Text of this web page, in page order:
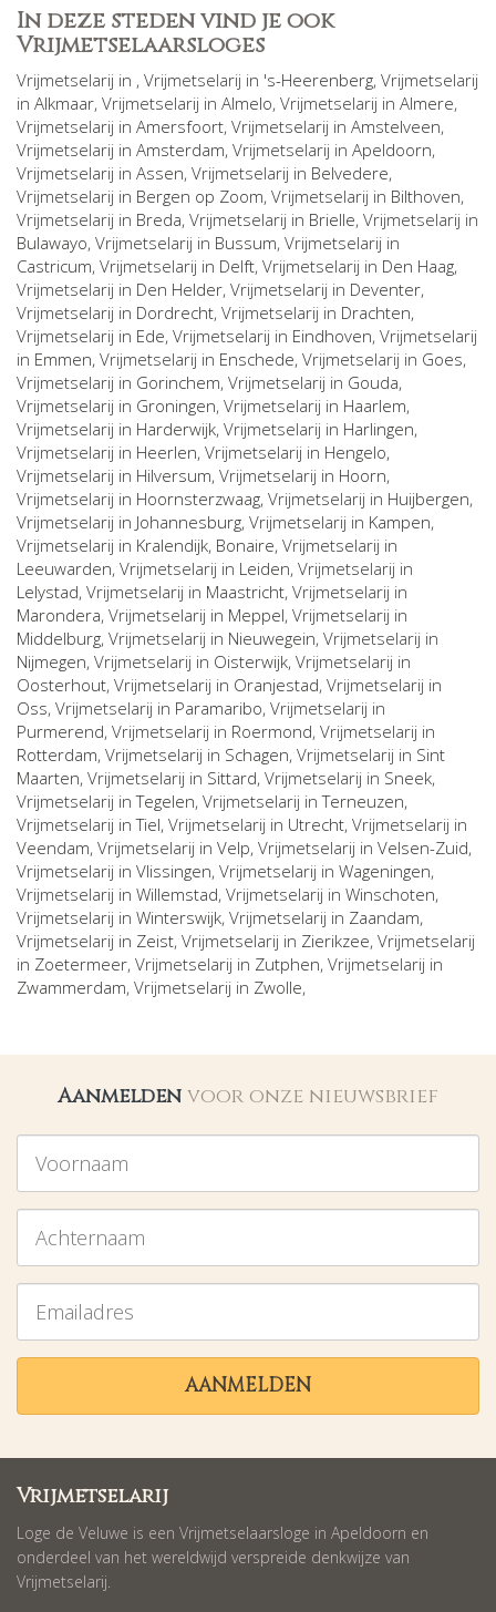
In deze steden vind je ook
Vrijmetselaarsloges
Vrijmetselarij in , Vrijmetselarij in 's-Heerenberg, Vrijmetselarij
in Alkmaar, Vrijmetselarij in Almelo, Vrijmetselarij in Almere,
Vrijmetselarij in Amersfoort, Vrijmetselarij in Amstelveen,
Vrijmetselarij in Amsterdam, Vrijmetselarij in Apeldoorn,
Vrijmetselarij in Assen, Vrijmetselarij in Belvedere,
Vrijmetselarij in Bergen op Zoom, Vrijmetselarij in Bilthoven,
Vrijmetselarij in Breda, Vrijmetselarij in Brielle, Vrijmetselarij in
Bulawayo, Vrijmetselarij in Bussum, Vrijmetselarij in
Castricum, Vrijmetselarij in Delft, Vrijmetselarij in Den Haag,
Vrijmetselarij in Den Helder, Vrijmetselarij in Deventer,
Vrijmetselarij in Dordrecht, Vrijmetselarij in Drachten,
Vrijmetselarij in Ede, Vrijmetselarij in Eindhoven, Vrijmetselarij
in Emmen, Vrijmetselarij in Enschede, Vrijmetselarij in Goes,
Vrijmetselarij in Gorinchem, Vrijmetselarij in Gouda,
Vrijmetselarij in Groningen, Vrijmetselarij in Haarlem,
Vrijmetselarij in Harderwijk, Vrijmetselarij in Harlingen,
Vrijmetselarij in Heerlen, Vrijmetselarij in Hengelo,
Vrijmetselarij in Hilversum, Vrijmetselarij in Hoorn,
Vrijmetselarij in Hoornsterzwaag, Vrijmetselarij in Huijbergen,
Vrijmetselarij in Johannesburg, Vrijmetselarij in Kampen,
Vrijmetselarij in Kralendijk, Bonaire, Vrijmetselarij in
Leeuwarden, Vrijmetselarij in Leiden, Vrijmetselarij in
Lelystad, Vrijmetselarij in Maastricht, Vrijmetselarij in
Marondera, Vrijmetselarij in Meppel, Vrijmetselarij in
Middelburg, Vrijmetselarij in Nieuwegein, Vrijmetselarij in
Nijmegen, Vrijmetselarij in Oisterwijk, Vrijmetselarij in
Oosterhout, Vrijmetselarij in Oranjestad, Vrijmetselarij in
Oss, Vrijmetselarij in Paramaribo, Vrijmetselarij in
Purmerend, Vrijmetselarij in Roermond, Vrijmetselarij in
Rotterdam, Vrijmetselarij in Schagen, Vrijmetselarij in Sint
Maarten, Vrijmetselarij in Sittard, Vrijmetselarij in Sneek,
Vrijmetselarij inTegelen, Vrijmetselarij inTerneuzen,
Vrijmetselarij inTiel, Vrijmetselarij in Utrecht, Vrijmetselarij in
Veendam, Vrijmetselarij in Velp, Vrijmetselarij in Velsen-Zuid,
Vrijmetselarij in Vlissingen, Vrijmetselarij in Wageningen,
Vrijmetselarij in Willemstad, Vrijmetselarij in Winschoten,
Vrijmetselarij in Winterswijk, Vrijmetselarij in Zaandam,
Vrijmetselarij in Zeist, Vrijmetselarij in Zierikzee, Vrijmetselarij
in Zoetermeer, Vrijmetselarij in Zutphen, Vrijmetselarij in
Zwammerdam, Vrijmetselarij in Zwolle,
Aanmelden voor onze nieuwsbrief
AANMELDEN
Vrijmetselarij
Loge de Veluwe is een Vrijmetselaarsloge in Apeldoorn en
onderdeel van het wereldwijd verspreide denkwijze van
Vrijmetselarij.